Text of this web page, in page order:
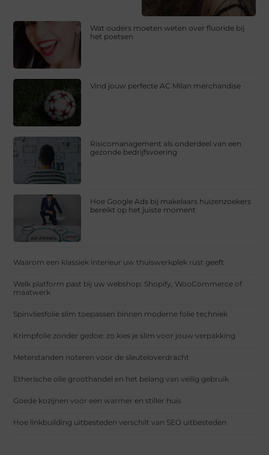
Wat ouders moeten weten over fluoride bij
het poetsen
Vind jouw perfecte AC Milan merchandise
Risicomanagement als onderdeel van een
gezonde bedrijfsvoering
Hoe Google Ads bij makelaars huizenzoekers
bereikt op het juiste moment
Waarom een klassiek interieur uw thuiswerkplek rust geeft
Welk platform past bij uw webshop: Shopify, WooCommerce of
maatwerk
Spinvliesfolie slim toepassen binnen moderne folie techniek
Krimpfolie zonder gedoe: zo kies je slim voor jouw verpakking
Meterstanden noteren voor de sleuteloverdracht
Etherische olie groothandel en het belang van veilig gebruik
Goede kozijnen voor een warmer en stiller huis
Hoe linkbuilding uitbesteden verschilt van SEO uitbesteden